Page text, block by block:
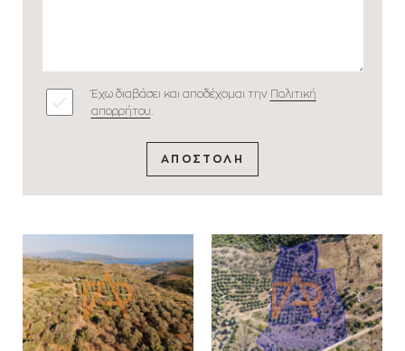
Έχω διαβάσει και αποδέχομαι την Πολιτική
απορρήτου
ΑΠΟΣΤΟΛΗ